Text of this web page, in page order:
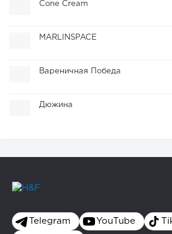
Cone Cream
MARLINSPACE
Вареничная Победа
Дюжина
Telegram YouTube